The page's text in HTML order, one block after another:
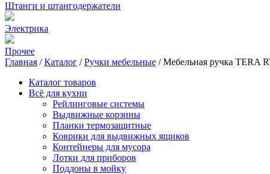
Штанги и штангодержатели
Электрика
Прочее
Главная /Каталог /Ручки мебельные /Мебельная ручка TERA
Каталог товаров
Всё для кухни
Рейлинговые системы
Выдвижные корзины
Планки термозащитные
Коврики для выдвижных ящиков
Контейнеры для мусора
Лотки для приборов
Поддоны в мойку